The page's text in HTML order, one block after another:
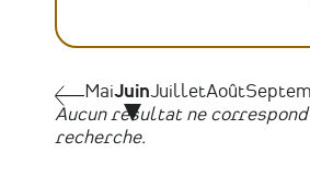
Pagination
MaiMaiJuinJuilletAoût
Aucun résultat ne
recherche.